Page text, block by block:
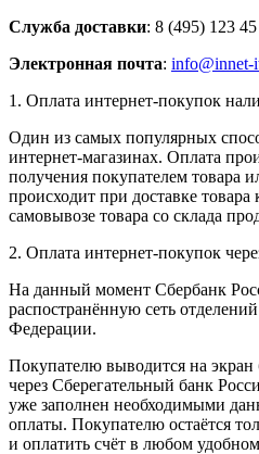
Служба доставки: 8 (495) 123
Электронная почта: info@innet-
1. Оплата интернет-покупок
Один из самых популярных
интернет-магазинах. Оплата
получения покупателем товара
происходит при доставке
самовывозе товара со склада
2. Оплата интернет-покупок
На данный момент Сбербанк
распостранённую сеть
Федерации.
Покупателю выводится на
через Сберегательный банк
уже заполнен необходимыми
оплаты. Покупателю остаётся
и оплатить счёт в любом